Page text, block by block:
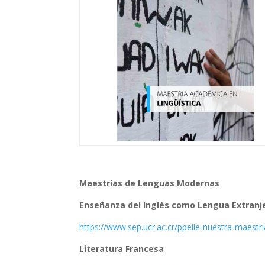
Maestrías de Lenguas Modernas
Enseñanza del Inglés como Lengua
https://www.sep.ucr.ac.cr/ppeile-nuestra-
Literatura Francesa